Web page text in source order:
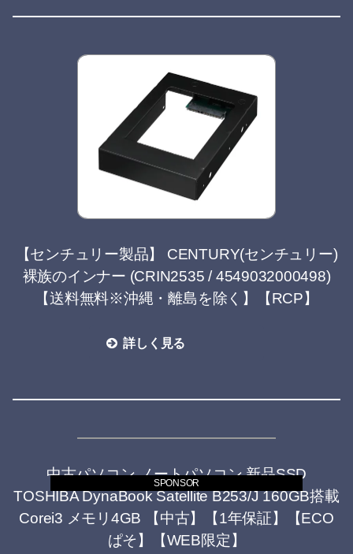
【センチュリー製品】 CENTURY(センチュリー)
裸族のインナー (CRIN2535 / 4549032000498)
【送料無料※沖縄・離島を除く】【RCP】
詳しく見る
中古パソコン ノートパソコン 新品SSD
TOSHIBA DynaBook Satellite B253/J 160GB搭載
Corei3 メモリ4GB 【中古】【1年保証】【ECO
ぱそ】【WEB限定】
SPONSOR